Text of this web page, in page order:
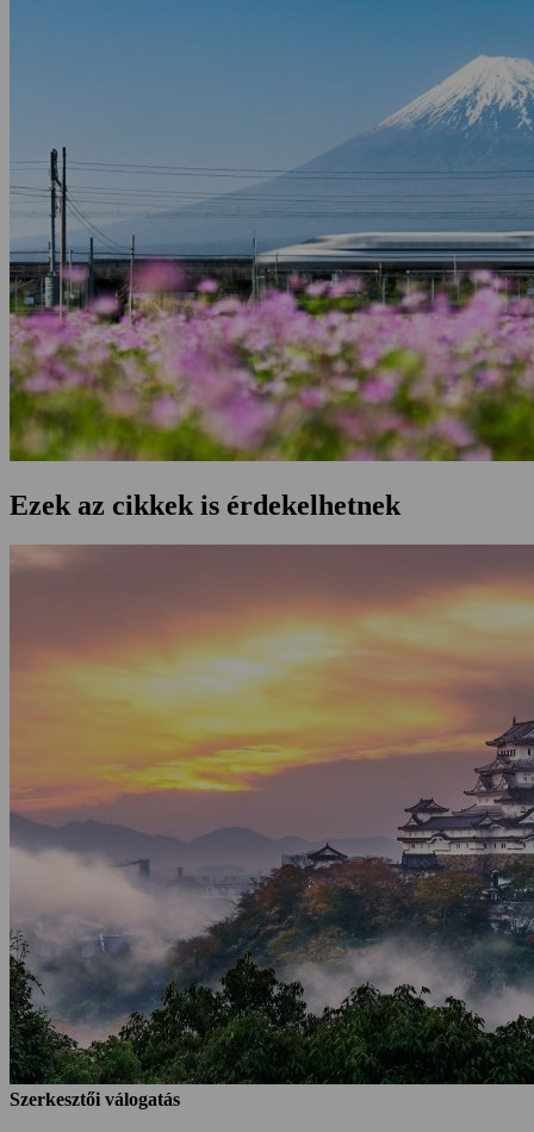
Ezek az cikkek is érdekelhetnek
Szerkesztői válogatás